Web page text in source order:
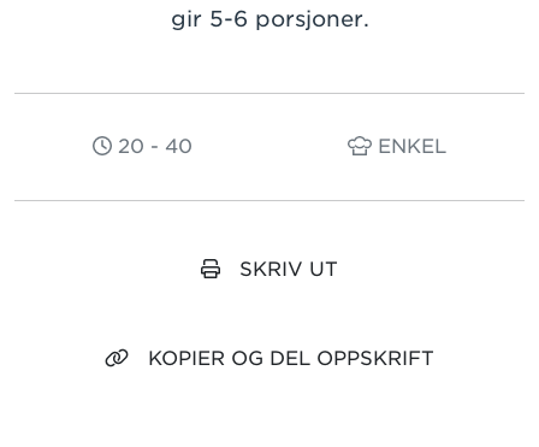
gir 5-6 porsjoner.
20 - 40 ENKEL
SKRIV UT
KOPIER OG DEL OPPSKRIFT